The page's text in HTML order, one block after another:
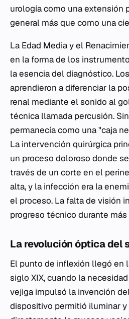
urología como una extensión
general más que como una
La Edad Media y el
en la forma de los
la esencia del diagnóstico.
aprendieron a diferenciar la
renal mediante el sonido al
técnica llamada percusión.
permanecía como una "caja
La intervención quirúrgica
un proceso doloroso donde
través de un corte en el
alta, y la infección era la
el proceso. La falta de visión
progreso técnico durante
La revolución óptica del
El punto de inflexión llegó en
siglo XIX, cuando la
vejiga impulsó la invención
dispositivo permitió iluminar